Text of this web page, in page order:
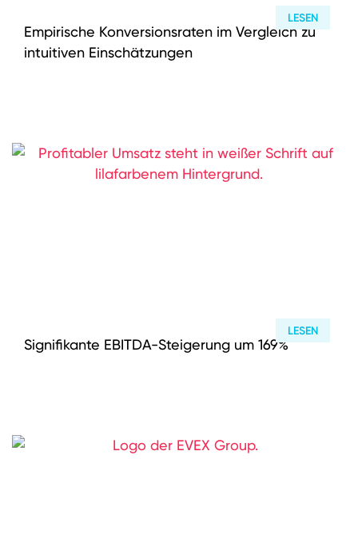
M&A Berater
LESEN
Empirische Konversionsraten im Vergleich zu
intuitiven Einschätzungen
LESEN
Signifikante EBITDA-Steigerung um 169%